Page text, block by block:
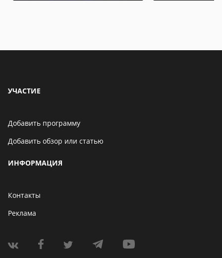
УЧАСТИЕ
Добавить программу
Добавить обзор или статью
ИНФОРМАЦИЯ
Контакты
Реклама